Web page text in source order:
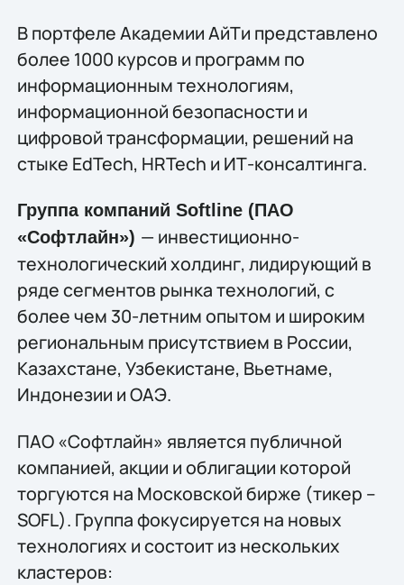
В портфеле Академии АйТи представлено
более 1000 курсов и программ по
информационным технологиям,
информационной безопасности и
цифровой трансформации, решений на
стыке EdTech, HRTech и ИТ-консалтинга.
Группа компаний Softline (ПАО
«Софтлайн») — инвестиционно-
технологический холдинг, лидирующий в
ряде сегментов рынка технологий, c
более чем 30-летним опытом и широким
региональным присутствием в России,
Казахстане, Узбекистане, Вьетнаме,
Индонезии и ОАЭ.
ПАО «Софтлайн» является публичной
компанией, акции и облигации которой
торгуются на Московской бирже (тикер –
SOFL). Группа фокусируется на новых
технологиях и состоит из нескольких
кластеров: